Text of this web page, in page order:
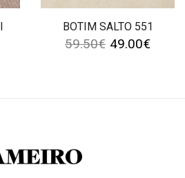
BOTIM SALTO 551
59.50€ 49.00€